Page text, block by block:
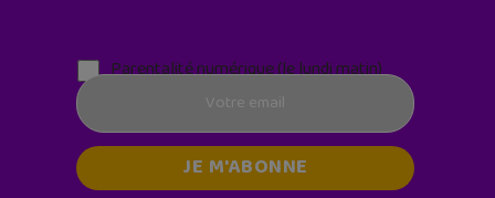
Parentalité numérique (le lundi matin)